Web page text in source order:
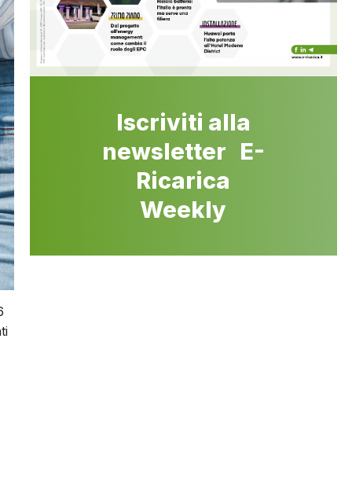
Iscriviti alla
newsletter E-
Ricarica
Weekly